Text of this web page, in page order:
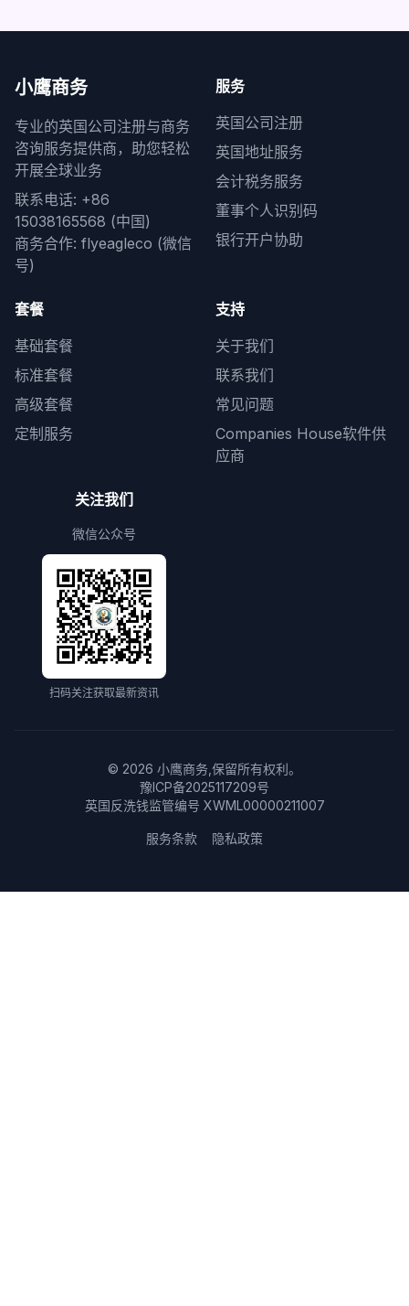
小鹰商务
专业的英国公司注册与商务
咨询服务提供商，助您轻松
开展全球业务
联系电话: +86
15038165568 (中国)
商务合作: flyeagleco (微信
号)
服务
英国公司注册
英国地址服务
会计税务服务
董事个人识别码
银行开户协助
套餐
基础套餐
标准套餐
高级套餐
定制服务
支持
关于我们
联系我们
常见问题
Companies House软件供
应商
关注我们
微信公众号
扫码关注获取最新资讯
© 2026 小鹰商务,保留所有权利。
豫ICP备2025117209号
英国反洗钱监管编号 XWML00000211007
服务条款 隐私政策